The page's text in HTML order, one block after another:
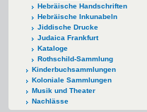
Hebräische Handschriften
Hebräische Inkunabeln
Jiddische Drucke
Judaica Frankfurt
Kataloge
Rothschild-Sammlung
Kinderbuchsammlungen
Koloniale Sammlungen
Musik und Theater
Nachlässe